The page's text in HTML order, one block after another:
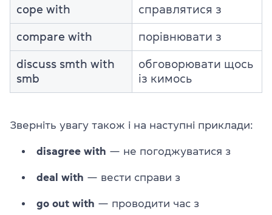
cope with справлятися з
compare with порівнювати з
discuss smth with
smb
обговорювати щось
із кимось
Зверніть увагу також і на наступні приклади:
disagree with — не погоджуватися з
deal with — вести справи з
go out with — проводити час з